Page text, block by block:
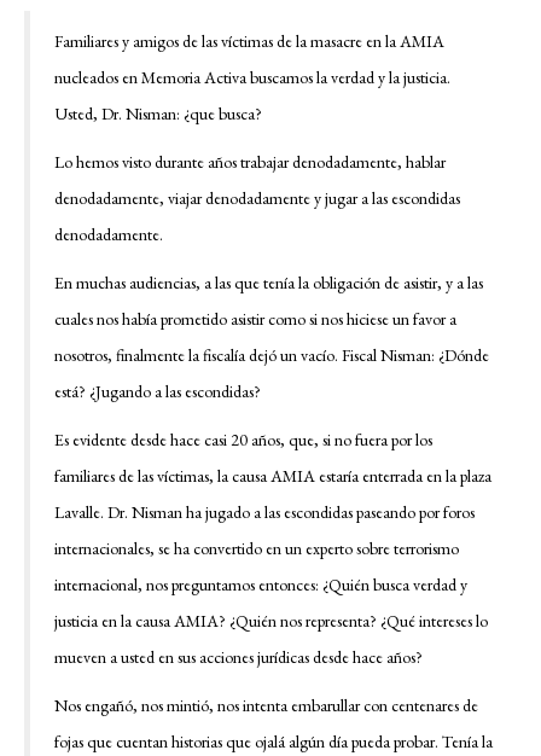
Familiares y amigos de las víctimas de la masacre en la AMIA
nucleados en Memoria Activa buscamos la verdad y la justicia.
Usted, Dr. Nisman: ¿que busca?
Lo hemos visto durante años trabajar denodadamente, hablar
denodadamente, viajar denodadamente y jugar a las escondidas
denodadamente.
En muchas audiencias, a las que tenía la obligación de asistir, y a las
cuales nos había prometido asistir como si nos hiciese un favor a
nosotros, finalmente la fiscalía dejó un vacío. Fiscal Nisman: ¿Dónde
está? ¿Jugando a las escondidas?
Es evidente desde hace casi 20 años, que, si no fuera por los
familiares de las víctimas, la causa AMIA estaría enterrada en la plaza
Lavalle. Dr. Nisman ha jugado a las escondidas paseando por foros
internacionales, se ha convertido en un experto sobre terrorismo
internacional, nos preguntamos entonces: ¿Quién busca verdad y
justicia en la causa AMIA? ¿Quién nos representa? ¿Qué intereses lo
mueven a usted en sus acciones jurídicas desde hace años?
Nos engañó, nos mintió, nos intenta embarullar con centenares de
fojas que cuentan historias que ojalá algún día pueda probar. Tenía la